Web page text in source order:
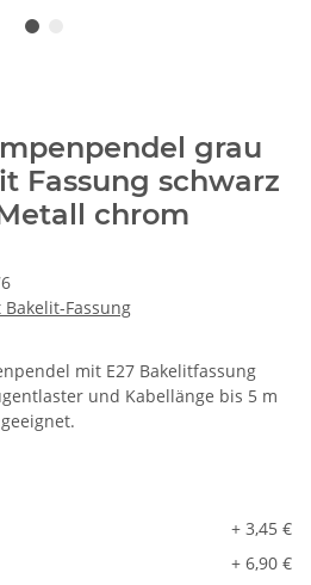
grau
Fassung schwarz
chrom
Fassung
mit E27 Bakelitfassung
und Kabellänge bis 5 m
+ 3,45 €
+ 6,90 €